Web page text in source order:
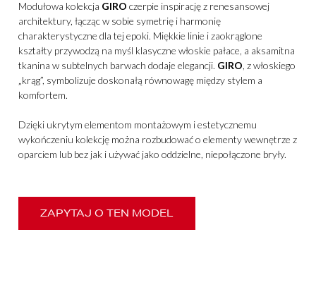
Modułowa kolekcja GIRO czerpie inspirację z renesansowej
architektury, łącząc w sobie symetrię i harmonię
charakterystyczne dla tej epoki. Miękkie linie i zaokrąglone
kształty przywodzą na myśl klasyczne włoskie pałace, a aksamitna
tkanina w subtelnych barwach dodaje elegancji. GIRO, z włoskiego
„krąg”, symbolizuje doskonałą równowagę między stylem a
komfortem.
Dzięki ukrytym elementom montażowym i estetycznemu
wykończeniu kolekcję można rozbudować o elementy wewnętrze z
oparciem lub bez jak i używać jako oddzielne, niepołączone bryły.
ZAPYTAJ O TEN MODEL